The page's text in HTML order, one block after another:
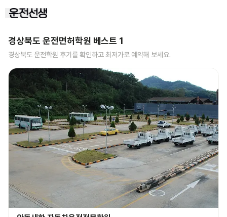
경상북도 운전면허학원 베스트 1
경상북도 운전학원 후기를 확인하고 최저가로 예약해 보세요.